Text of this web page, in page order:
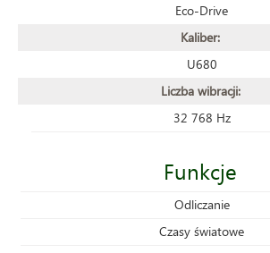
Eco-Drive
Kaliber:
U680
Liczba wibracji:
32 768 Hz
Funkcje
Odliczanie
Czasy światowe